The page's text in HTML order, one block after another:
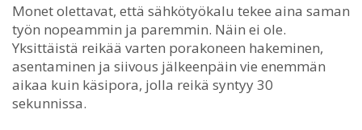
Monet olettavat, että sähkötyökalu tekee aina saman
työn nopeammin ja paremmin. Näin ei ole.
Yksittäistä reikää varten porakoneen hakeminen,
asentaminen ja siivous jälkeenpäin vie enemmän
aikaa kuin käsipora, jolla reikä syntyy 30
sekunnissa.